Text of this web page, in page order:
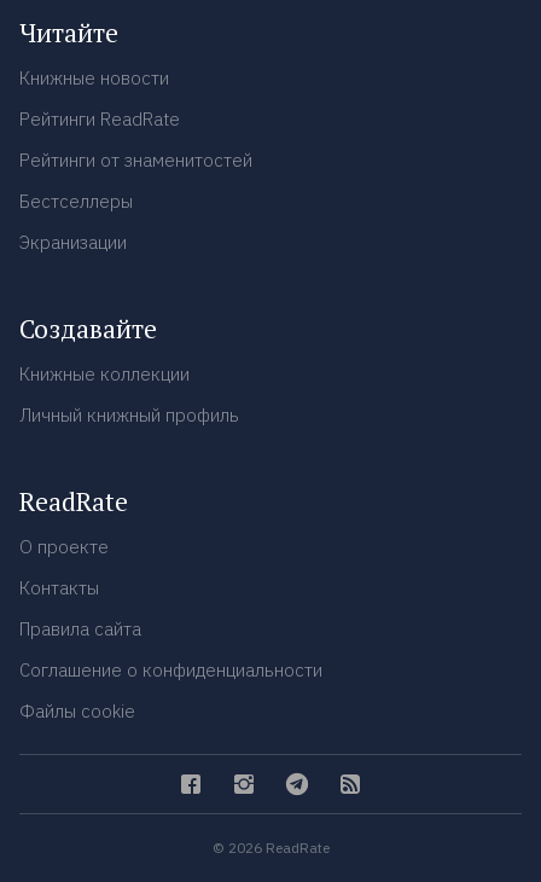
Читайте
Книжные новости
Рейтинги ReadRate
Рейтинги от знаменитостей
Бестселлеры
Экранизации
Создавайте
Книжные коллекции
Личный книжный профиль
ReadRate
О проекте
Контакты
Правила сайта
Соглашение о конфиденциальности
Файлы cookie
© 2026 ReadRate